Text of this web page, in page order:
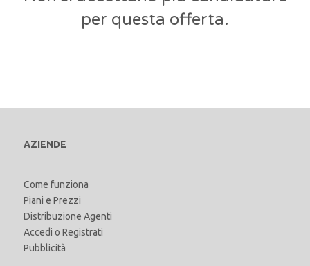
per questa offerta.
AZIENDE
Come funziona
Piani e Prezzi
Distribuzione Agenti
Accedi o Registrati
Pubblicità